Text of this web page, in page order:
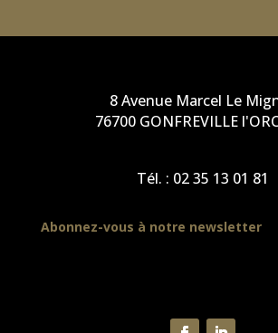
8 Avenue Marcel Le
76700 GONFREVILLE
Tél. : 02 35 13 01 81
Abonnez-vous à notre newsletter